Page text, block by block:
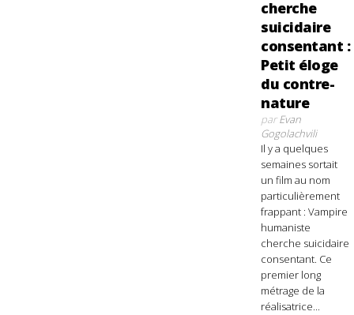
cherche
suicidaire
consentant :
Petit éloge
du contre-
nature
parEvan
Gogolachvili
Il y a quelques
semaines sortait
un film au nom
particulièrement
frappant : Vampire
humaniste
cherche suicidaire
consentant. Ce
premier long
métrage de la
réalisatrice...